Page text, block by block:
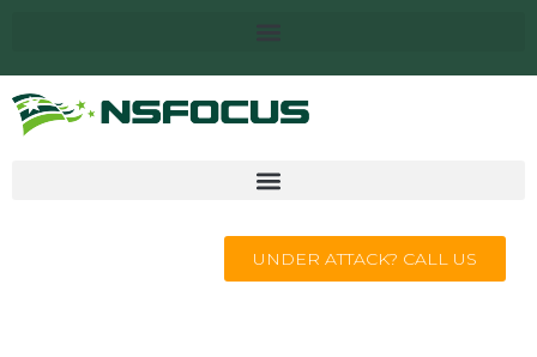
UNDER ATTACK? CALL US